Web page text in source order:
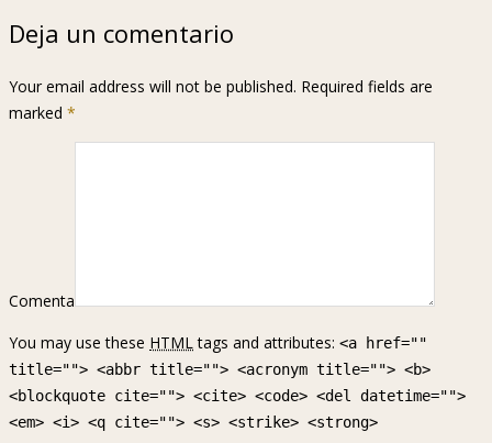
Deja un comentario
Your email address will not be published. Required fields are
marked *
Comenta
You may use these HTMLtags and attributes: <a href=""
title=""> <abbr title=""> <acronym title=""> <b>
<blockquote cite=""> <cite> <code> <del datetime="">
<em> <i> <q cite=""> <s> <strike> <strong>